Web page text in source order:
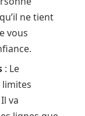
ne tient
vous
: Le
limites
va